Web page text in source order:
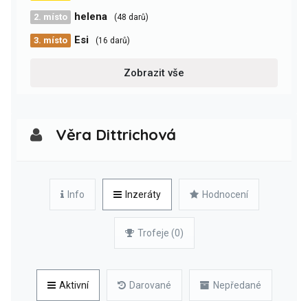
2. místo helena (48 darů)
3. místo Esi (16 darů)
Zobrazit vše
Věra Dittrichová
Info Inzeráty Hodnocení
Trofeje (0)
Aktivní Darované Nepředané